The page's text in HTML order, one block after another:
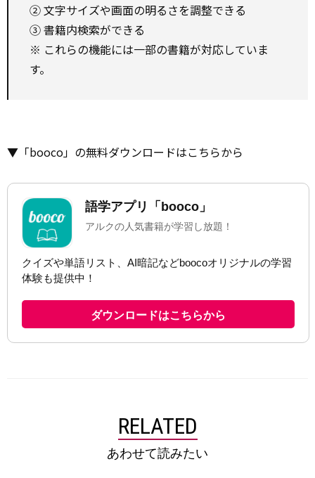
② 文字サイズや画面の明るさを調整できる
③ 書籍内検索ができる
※ これらの機能には一部の書籍が対応していま
す。
▼「booco」の無料ダウンロードはこちらから
RELATED
あわせて読みたい